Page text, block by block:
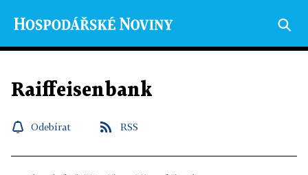
Raiffeisenbank
Odebírat RSS